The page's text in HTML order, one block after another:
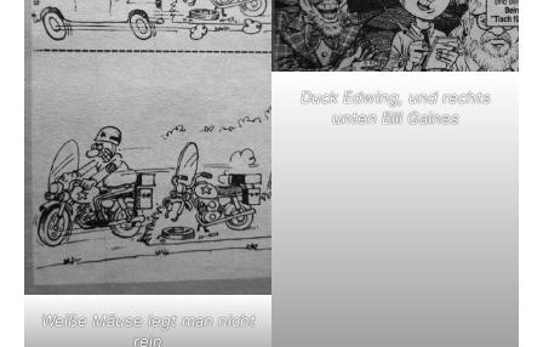
Weiße Mäuse legt man nicht
rein
Duck Edwing, und rechts
unten Bill Gaines